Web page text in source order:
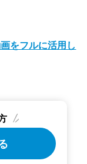
をフルに活用し